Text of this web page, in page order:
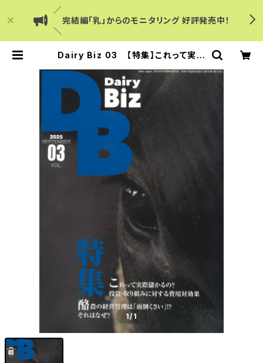
／
完結編「乳」からのモニタリング 好評発売中！
＼
Dairy Biz 03 【特集】これって実際
用対効果 | Dairy Japanショップ
1/1